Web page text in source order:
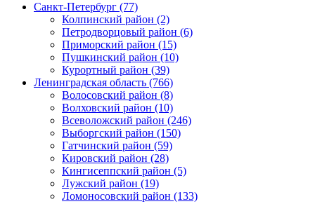
Санкт-Петербург (77)
Колпинский район (2)
Петродворцовый район (6)
Приморский район (15)
Пушкинский район (10)
Курортный район (39)
Ленинградская область (766)
Волосовский район (8)
Волховский район (10)
Всеволожский район (246)
Выборгский район (150)
Гатчинский район (59)
Кировский район (28)
Кингисеппский район (5)
Лужский район (19)
Ломоносовский район (133)